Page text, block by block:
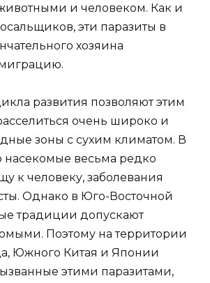
и человеком. Как и
эти паразиты в
хозяина
развития позволяют этим
очень широко и
зоны с сухим климатом. В
насекомые весьма редко
к человеку, заболевания
Однако в Юго-Восточной
традиции допускают
Поэтому на территории
Южного Китая и Японии
этими паразитами,